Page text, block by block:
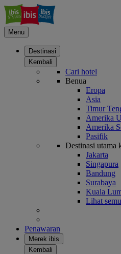
Menu
Destinasi
Kembali
Cari hotel
Benua
Eropa
Asia
Timur
Amerika
Amerika
Pasifik
Destinasi utama
Jakarta
Singapura
Bandung
Surabaya
Kuala
Lihat
Penawaran
Merek ibis
Kembali